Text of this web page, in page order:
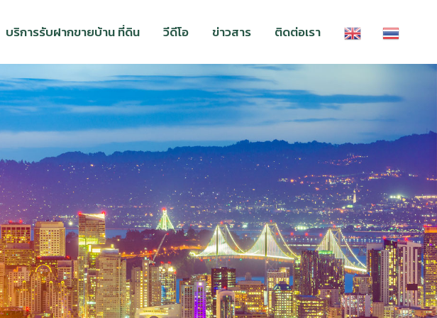
บริการรับฝากขายบ้าน ที่ดิน วีดีโอ ข่าวสาร ติดต่อเรา